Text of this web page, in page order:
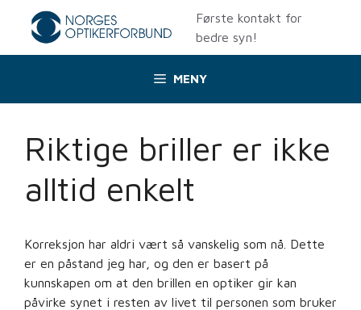
Første kontakt for
bedre syn!
MENY
Riktige briller er ikke
alltid enkelt
Korreksjon har aldri vært så vanskelig som nå. Dette
er en påstand jeg har, og den er basert på
kunnskapen om at den brillen en optiker gir kan
påvirke synet i resten av livet til personen som bruker